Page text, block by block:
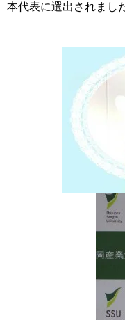
本代表に選出されまし